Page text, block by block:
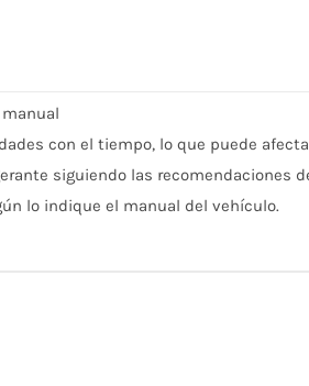
con el tiempo, lo que puede
siguiendo las recomendaciones
lo indique el manual del vehículo.